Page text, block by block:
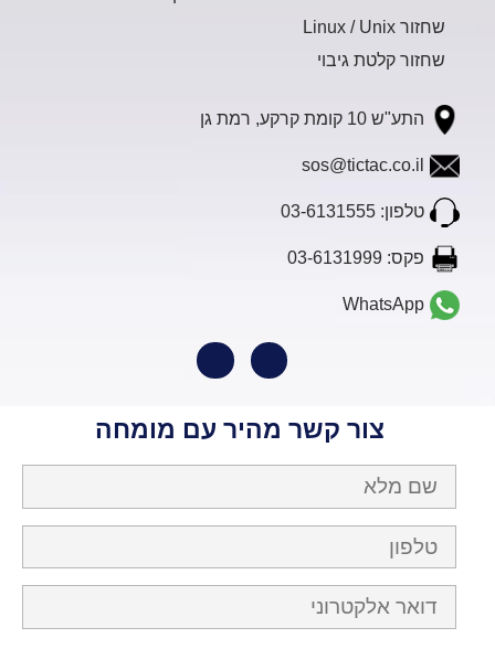
שחזור Linux / Unix
שחזור קלטת גיבוי
התע"ש 10 קומת קרקע, רמת גן
sos@tictac.co.il
טלפון: 03-6131555
פקס: 03-6131999
WhatsApp
צור קשר מהיר עם מומחה